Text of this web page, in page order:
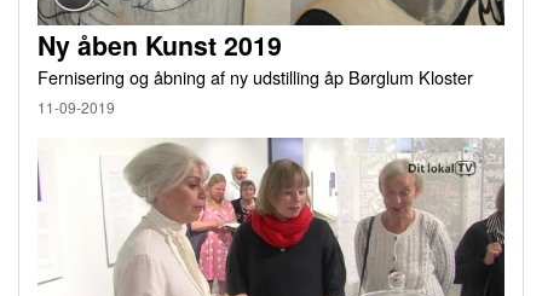
Ny åben Kunst 2019
Fernisering og åbning af ny udstilling åp Børglum Kloster
11-09-2019